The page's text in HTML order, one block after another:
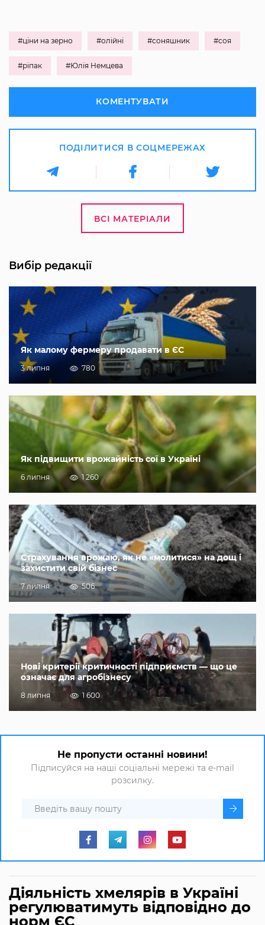
#ціни на зерно #олійні #соняшник #соя
#ріпак #Юлія Немцева
КОМЕНТУВАТИ
ПОДІЛИТИСЯ В СОЦМЕРЕЖАХ
ВСІ МАТЕРІАЛИ
Вибір редакції
Як малому фермеру продавати в ЄС
3 липня 780
Як підвищити врожайність сої в Україні
6 липня 1 260
Страхування врожаю, як не «молитися» на дощ і
захистити свій бізнес
7 липня 506
Нові критерії критичності підприємств — що це
означає для агробізнесу
8 липня 1 600
Не пропусти останні новини!
Підписуйся на наші соціальні мережі та e-mail
розсилку.
Діяльність хмелярів в Україні
регулюватимуть відповідно до
норм ЄС